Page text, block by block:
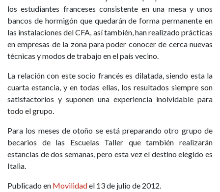
los estudiantes franceses consistente en una mesa y unos
bancos de hormigón que quedarán de forma permanente en
las instalaciones del CFA, así también, han realizado prácticas
en empresas de la zona para poder conocer de cerca nuevas
técnicas y modos de trabajo en el país vecino.
La relación con este socio francés es dilatada, siendo esta la
cuarta estancia, y en todas ellas, los resultados siempre son
satisfactorios y suponen una experiencia inolvidable para
todo el grupo.
Para los meses de otoño se está preparando otro grupo de
becarios de las Escuelas Taller que también realizarán
estancias de dos semanas, pero esta vez el destino elegido es
Italia.
Publicado en Movilidadel 13 de julio de 2012.